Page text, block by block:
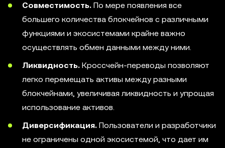
Совместимость. По мере появления все
большего количества блокчейнов с различными
функциями и экосистемами крайне важно
осуществлять обмен данными между ними.
Ликвидность. Кроссчейн-переводы позволяют
легко перемещать активы между разными
блокчейнами, увеличивая ликвидность и упрощая
использование активов.
Диверсификация. Пользователи и разработчики
не ограничены одной экосистемой, что дает им